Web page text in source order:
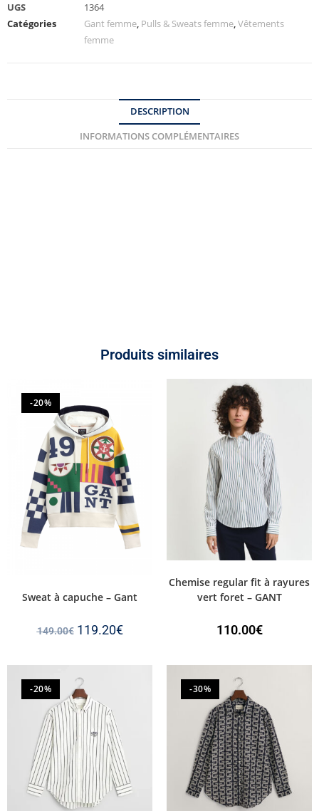
UGS
1364
Catégories
Gant femme, Pulls & Sweats femme,Vêtements
femme
DESCRIPTION
INFORMATIONS COMPLÉMENTAIRES
Produits similaires
-20%
Sweat à capuche – Gant
149.00€ 119.20€
Chemise regular fit à rayures
vert foret – GANT
110.00€
-20% -30%